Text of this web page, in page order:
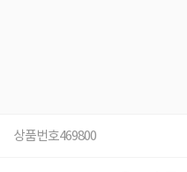
상품번호469800